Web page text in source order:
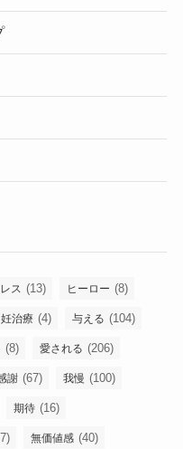
ス (13) ヒーロー (8)
治療 (4) 与える (104)
(8) 愛される (206)
謝 (67) 我慢 (100)
期待 (16)
無価値感 (40)